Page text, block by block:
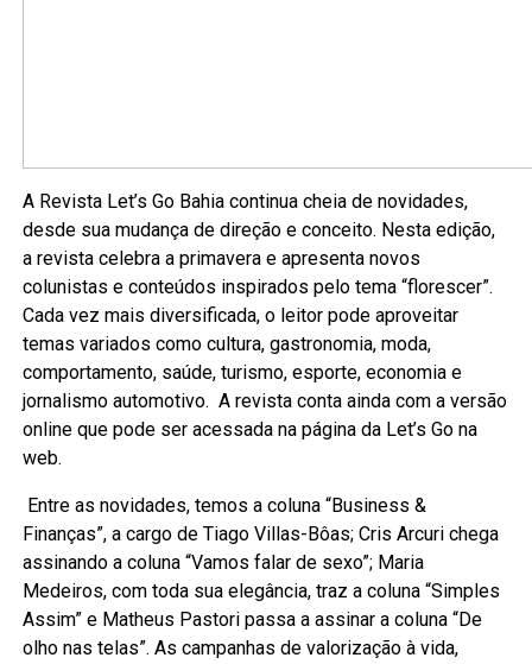
A Revista Let’s Go Bahia continua cheia de novidades,
desde sua mudança de direção e conceito. Nesta edição,
a revista celebra a primavera e apresenta novos
colunistas e conteúdos inspirados pelo tema “florescer”.
Cada vez mais diversificada, o leitor pode aproveitar
temas variados como cultura, gastronomia, moda,
comportamento, saúde, turismo, esporte, economia e
jornalismo automotivo. A revista conta ainda com a versão
online que pode ser acessada na página da Let’s Go na
web.
Entre as novidades, temos a coluna “Business &
Finanças”, a cargo de Tiago Villas-Bôas; Cris Arcuri chega
assinando a coluna “Vamos falar de sexo”; Maria
Medeiros, com toda sua elegância, traz a coluna “Simples
Assim” e Matheus Pastori passa a assinar a coluna “De
olho nas telas”. As campanhas de valorização à vida,